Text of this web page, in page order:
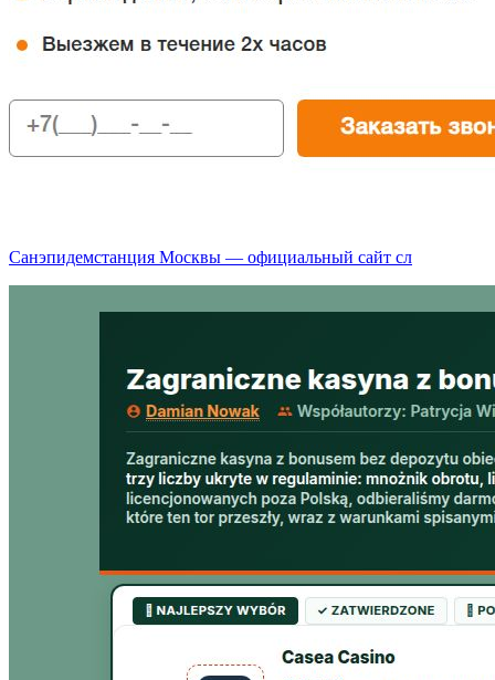
Санэпидемстанция Москвы — официальный сайт сл